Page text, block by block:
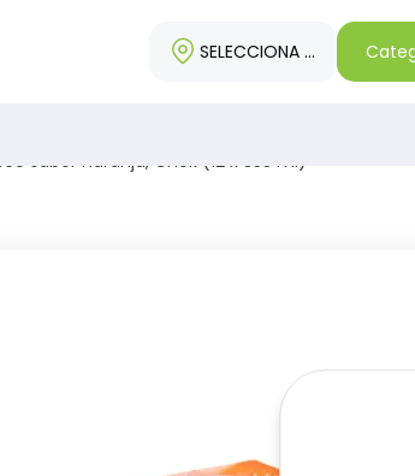
SELECCIONA TU REGIÓN
sabor naranja, Chek (12 x 355 ml)